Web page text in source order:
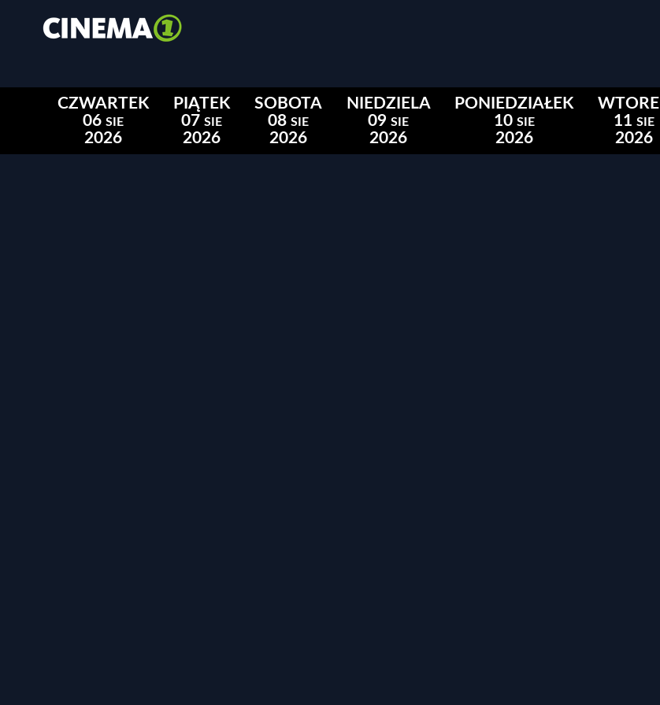
CZWARTEK
06 SIE
2026
PIĄTEK
07 SIE
2026
SOBOTA
08 SIE
2026
NIEDZIELA
09 SIE
2026
PONIEDZIAŁEK
10 SIE
2026
11 SIE
2026